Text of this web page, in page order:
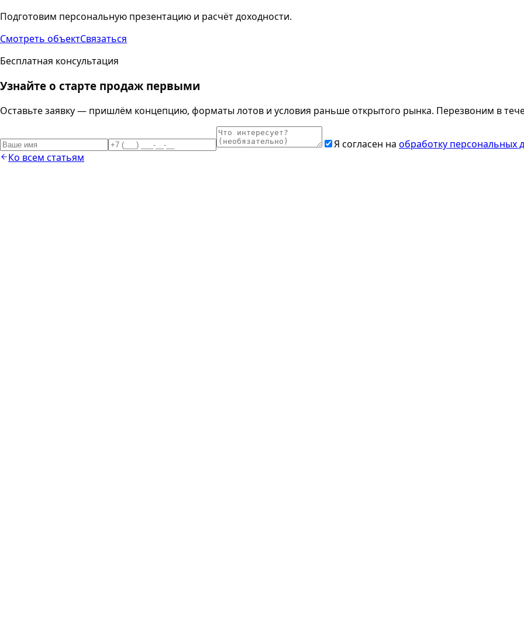
Подготовим персональную презентацию и расчёт доходности.
Смотреть объектСвязаться
Бесплатная консультация
Узнайте о старте продаж первыми
Оставьте заявку — пришлём концепцию, форматы лотов и условия раньше открытого рынка. Перезвоним в
Я согласен на обработку персональных
Ко всем статьям